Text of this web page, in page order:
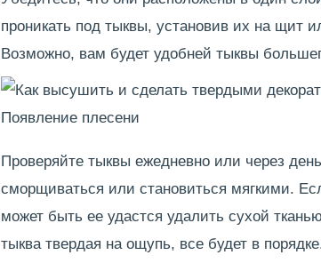
проникать под тыквы, установив их на щит
Возможно, вам будет удобней тыквы
Появление плесени
Проверяйте тыквы ежедневно или через
сморщиваться или становиться мягкими.
может быть ее удастся удалить сухой
тыква твердая на ощупь, все будет в